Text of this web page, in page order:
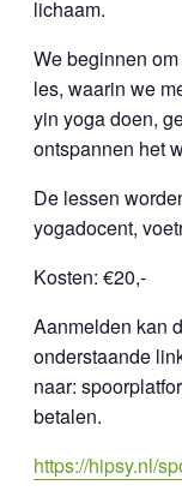
lichaam.
We beginnen
les, waarin we
yin yoga doen,
ontspannen het
De lessen
yogadocent,
Kosten: €20,-
Aanmelden kan
onderstaande
naar:
betalen.
https://hipsy.nl/